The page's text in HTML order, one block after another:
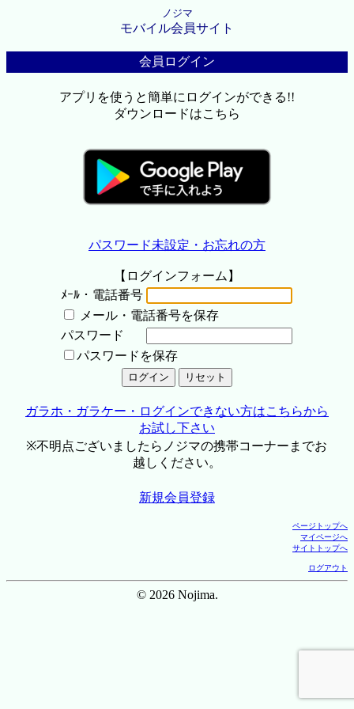
ノジマ
モバイル会員サイト
会員ログイン
アプリを使うと簡単にログインができる!!
ダウンロードはこちら
パスワード未設定・お忘れの方
【ログインフォーム】
ﾒｰﾙ・電話番号
メール・電話番号を保存
パスワード
パスワードを保存
ガラホ・ガラケー・ログインできない方はこちらから
お試し下さい
※不明点ございましたらノジマの携帯コーナーまでお
越しください。
新規会員登録
ページトップへ
マイページへ
サイトトップへ
ログアウト
© 2026 Nojima.